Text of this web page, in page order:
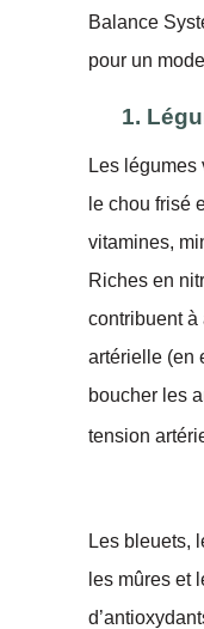
Balance
pour un
1.
Les légumes
le chou frisé
vitamines,
Riches en
contribuent à
artérielle (en
boucher les
tension
Les bleuets,
les mûres et